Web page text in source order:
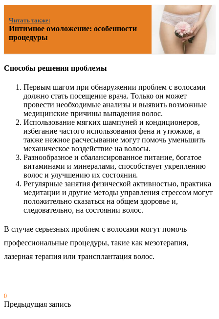
Читать также:
Интимное омоложение: особенности
процедуры
Способы решения проблемы
Первым шагом при обнаружении проблем с волосами
должно стать посещение врача. Только он может
провести необходимые анализы и выявить возможные
медицинские причины выпадения волос.
Использование мягких шампуней и кондиционеров,
избегание частого использования фена и утюжков, а
также нежное расчесывание могут помочь уменьшить
механическое воздействие на волосы.
Разнообразное и сбалансированное питание, богатое
витаминами и минералами, способствует укреплению
волос и улучшению их состояния.
Регулярные занятия физической активностью, практика
медитации и другие методы управления стрессом могут
положительно сказаться на общем здоровье и,
следовательно, на состоянии волос.
В случае серьезных проблем с волосами могут помочь
профессиональные процедуры, такие как мезотерапия,
лазерная терапия или трансплантация волос.
0
Предыдущая запись